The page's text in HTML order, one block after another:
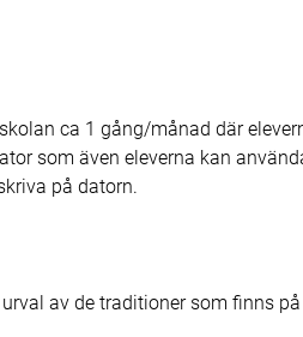
ca 1 gång/månad där
som även eleverna kan
på datorn.
av de traditioner som finns